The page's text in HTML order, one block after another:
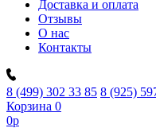
Доставка и оплата
Отзывы
О нас
Контакты
8 (499) 302 33 85 8 (925)
Корзина 0
0р